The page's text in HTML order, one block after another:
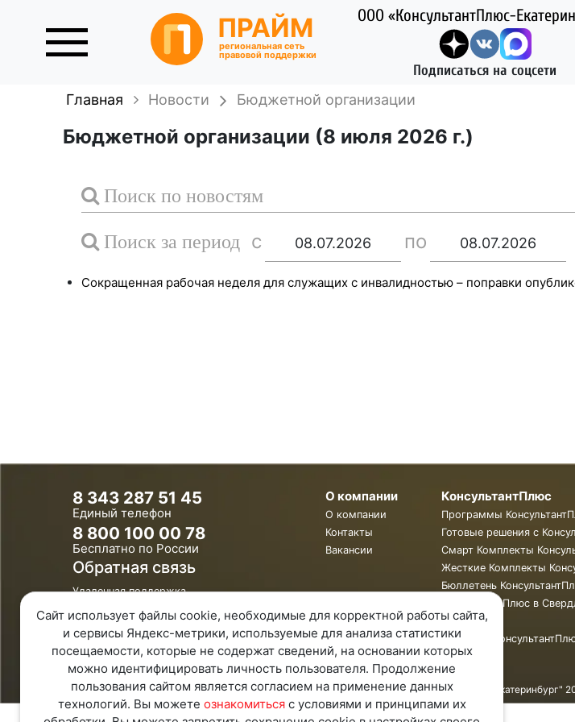
ПРАЙМ
региональная сеть
правовой поддержки
ООО «КонсультантПлюс-
Подписаться на соцсети
Главная Новости Бюджетной организации
Бюджетной организации (8 июля 2026 г.)
Поиск по новостям
Поиск за период с по
Сокращенная рабочая неделя для служащих с инвалидностью – поправки
8 343 287 51 45
Единый телефон
8 800 100 00 78
Бесплатно по России
Обратная связь
Удаленная поддержка
Политика обработки персональных
данных
Карта Сайта
О компании
О компании
Контакты
Вакансии
КонсультантПлюс
Программы
Готовые решения с
Смарт Комплекты
Жесткие Комплекты
Бюллетень
КонсультантПлюс в
области
Обучение
© ООО "КонсультантПлюс - Екатеринбург"
Сайт использует файлы cookie, необходимые для корректной работы сайта,
и сервисы Яндекс-метрики, используемые для анализа статистики
посещаемости, которые не содержат сведений, на основании которых
можно идентифицировать личность пользователя. Продолжение
пользования сайтом является согласием на применение данных
технологий. Вы можете ознакомитьсяс условиями и принципами их